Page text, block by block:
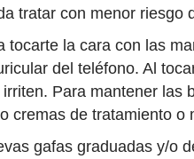
tratar con menor riesgo
tocarte la cara con las
del teléfono. Al
irriten. Para mantener las
cremas de tratamiento o
gafas graduadas y/o